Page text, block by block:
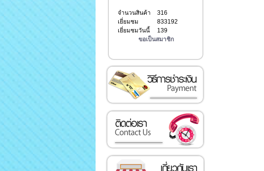
จำนวนสินค้า
316
เยี่ยมชม
833192
เยี่ยมชมวันนี้
139
ขอเป็นสมาชิก